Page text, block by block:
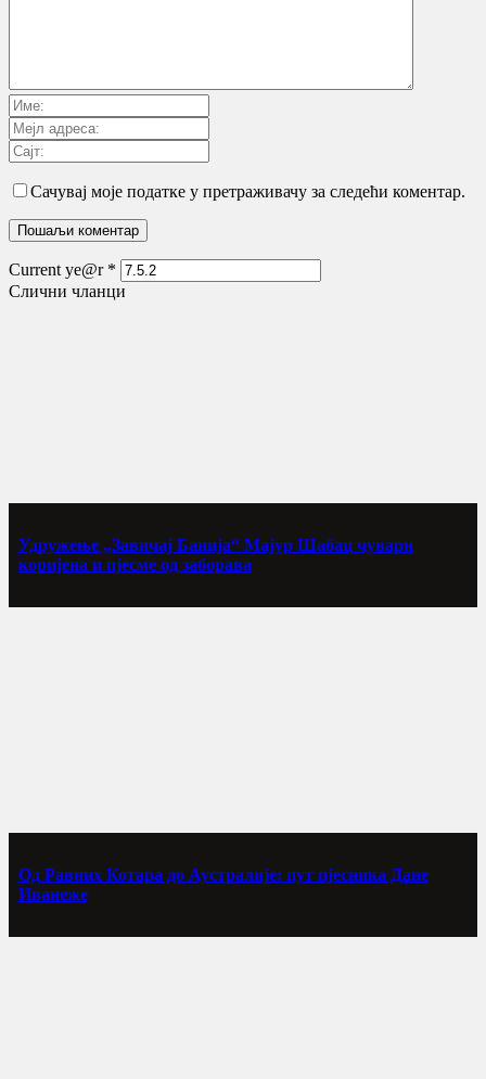
Сачувај моје податке у претраживачу за следећи коментар.
Current ye@r *
Слични чланци
Удружење „Завичај Банија“ Мајур Шабац чувари
коријена и пјесме од заборава
Од Равних Котара до Аустралије: пут пјесника Дане
Иванеже